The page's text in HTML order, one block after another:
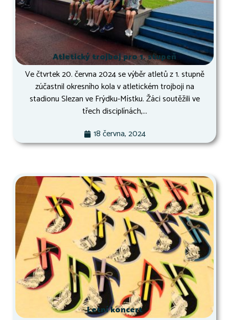
Atletický trojboj pro 1. stupeň
Ve čtvrtek 20. června 2024 se výběr atletů z 1. stupně
zúčastnil okresního kola v atletickém trojboji na
stadionu Slezan ve Frýdku-Místku. Žáci soutěžili ve
třech disciplínách,...
18 června, 2024
Letní koncert